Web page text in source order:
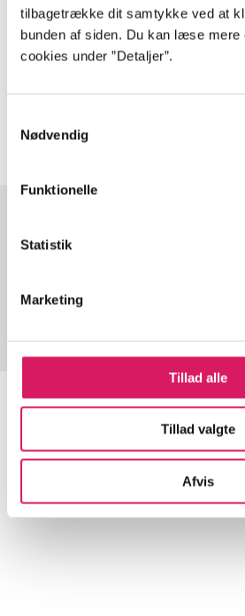
tilbagetrække dit samtykke ved at
bunden af siden. Du kan læse mere
cookies under ”Detaljer”.
Nødvendig
Funktionelle
Statistik
Marketing
Tillad alle
Tillad valgte
Afvis
lorem ipsum dolor sit
Artikler med samme
Artikler
Alle registrerede artikler fordelt